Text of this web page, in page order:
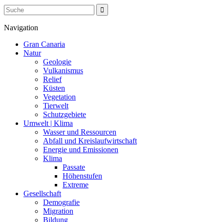
Navigation
Gran Canaria
Natur
Geologie
Vulkanismus
Relief
Küsten
Vegetation
Tierwelt
Schutzgebiete
Umwelt | Klima
Wasser und Ressourcen
Abfall und Kreislaufwirtschaft
Energie und Emissionen
Klima
Passate
Höhenstufen
Extreme
Gesellschaft
Demografie
Migration
Bildung